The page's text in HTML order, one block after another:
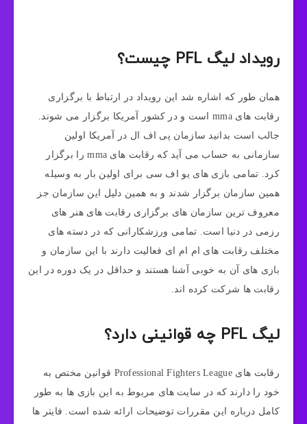
رویداد لیگ PFL چیست؟
همان طور که اشاره شد این رویداد در ارتباط با برگزاری
رقابت های mma است و در کشور آمریکا برگزار می شوند.
جالب است بدانید سازمان پی اف ال در آمریکا اولین
سازمانی به حساب می آید که رقابت های mma را برگزار
کرد. تمامی بازی های یو اف سی برای اولین بار به وسیله
همین سازمان برگزار شدند و به همین دلیل این سازمان جز
معروف ترین سازمان های برگزاری رقابت های هنر های
رزمی در دنیا است. تمامی ورزشکارانی که در دسته های
مختلف رقابت های ام ام ای فعالیت دارند با این سازمان و
بازی های آن به خوبی آشنا هستند و حداقل در یک دوره در این
رقابت ها شرکت کرده اند.
لیگ PFL چه قوانینی دارد؟
رقابت های Professional Fighters League قوانین مختص به
خود را دارند که در سایت های مربوط به این بازی ها به طور
کامل درباره این مقررات توضیحات ارائه شده است. فایتر ها